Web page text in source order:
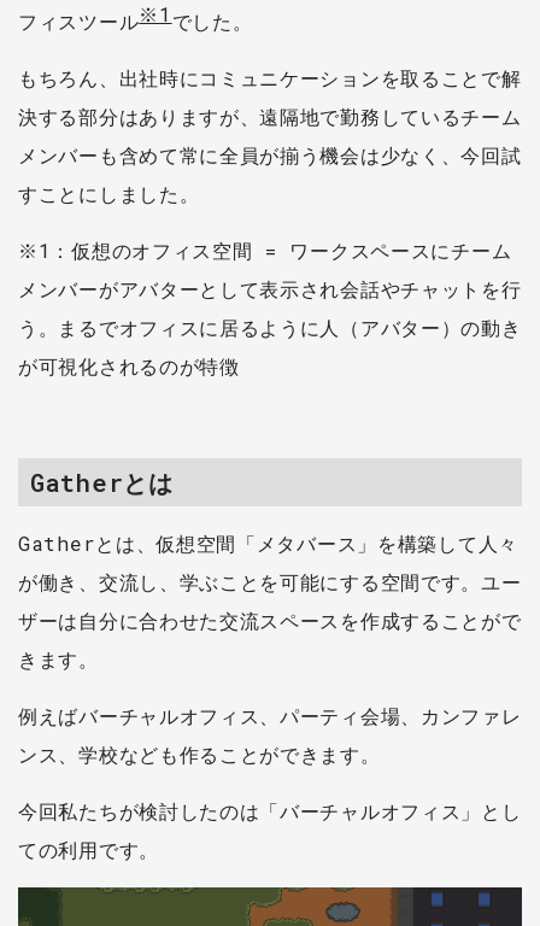
フィスツール※1でした。
もちろん、出社時にコミュニケーションを取ることで解
決する部分はありますが、遠隔地で勤務しているチーム
メンバーも含めて常に全員が揃う機会は少なく、今回試
すことにしました。
※1：仮想のオフィス空間 = ワークスペースにチーム
メンバーがアバターとして表示され会話やチャットを行
う。まるでオフィスに居るように人（アバター）の動き
が可視化されるのが特徴
Gatherとは
Gatherとは、仮想空間「メタバース」を構築して人々
が働き、交流し、学ぶことを可能にする空間です。ユー
ザーは自分に合わせた交流スペースを作成することがで
きます。
例えばバーチャルオフィス、パーティ会場、カンファレ
ンス、学校なども作ることができます。
今回私たちが検討したのは「バーチャルオフィス」とし
ての利用です。